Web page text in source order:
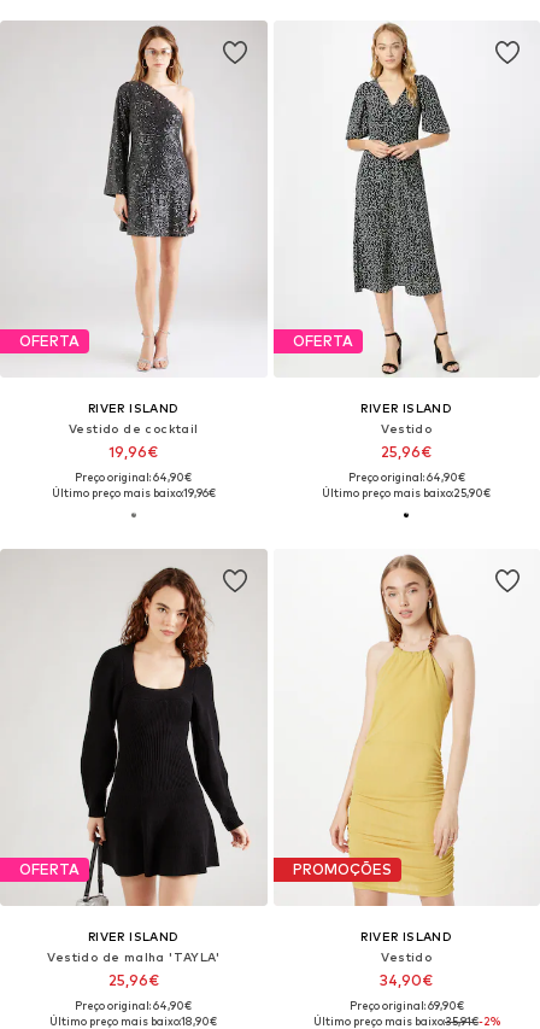
OFERTA
RIVER ISLAND
Vestido de cocktail
19,96€
Preço original: 64,90€
Último preço mais baixo:19,96€
OFERTA
RIVER ISLAND
Vestido
25,96€
Preço original: 64,90€
Último preço mais baixo:25,90€
OFERTA
RIVER ISLAND
Vestido de malha 'TAYLA'
25,96€
Preço original: 64,90€
Último preço mais baixo:18,90€
PROMOÇÕES
RIVER ISLAND
Vestido
34,90€
Preço original: 69,90€
Último preço mais baixo:35,91€-2%